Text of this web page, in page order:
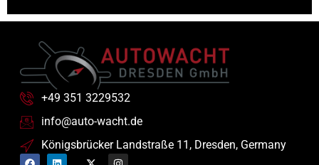
+49 351 3229532
info@auto-wacht.de
Königsbrücker Landstraße 11, Dresden, Germany